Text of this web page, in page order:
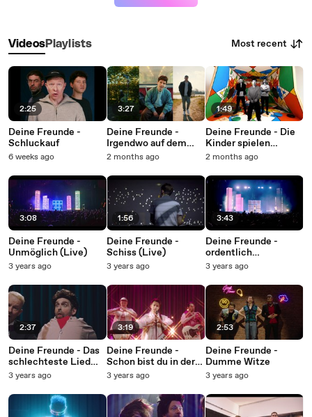
VideosPlaylists Most recent
2:25
Deine Freunde -
Schluckauf
6 weeks ago
3:08
Deine Freunde -
Unmöglich (Live)
3 years ago
2:37
Deine Freunde - Das
schlechteste Lied
seit Jahren
3 years ago
3:27
Deine Freunde -
Irgendwo auf dem
Heimweg
2 months ago
1:56
Deine Freunde -
Schiss (Live)
3 years ago
3:19
Deine Freunde -
Schon bist du in der
Pubertät
3 years ago
1:49
Deine Freunde - Die
Kinder spielen
verrückt
2 months ago
3:43
Deine Freunde -
ordentlich
durcheinander (Live)
3 years ago
2:53
Deine Freunde -
Dumme Witze
3 years ago